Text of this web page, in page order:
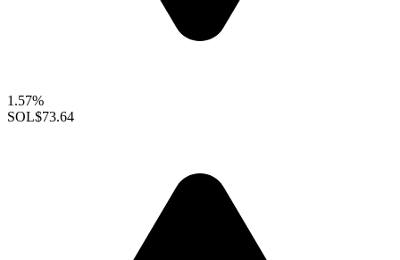
1.57%
SOL$73.64